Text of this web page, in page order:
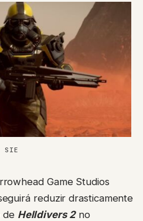
SIE
Game Studios
reduzir drasticamente
de Helldivers 2no